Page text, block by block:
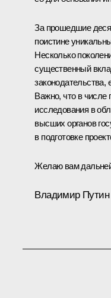
За прошедшие
поистине
Несколько
существенный
законодательства,
Важно, что в числе
исследования в
высших органов
в подготовке
Желаю вам
Владимир Путин